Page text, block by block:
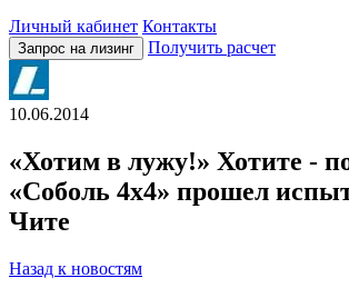
Личный кабинет Контакты
Запрос на лизинг Получить расчет
10.06.2014
«Хотим в лужу!» Хотите -
«Соболь 4х4» прошел
Чите
Назад к новостям